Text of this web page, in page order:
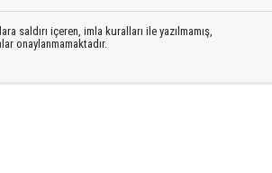
saldırı içeren, imla kuralları ile yazılmamış,
onaylanmamaktadır.